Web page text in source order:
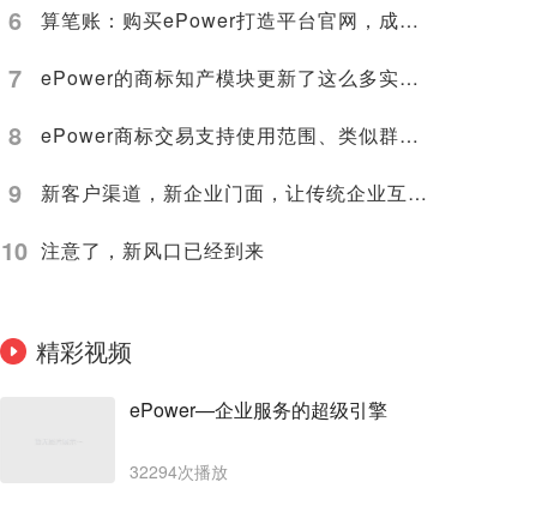
6 算笔账：购买ePower打造平台官网，成本究竟节约在哪里？
7 ePower的商标知产模块更新了这么多实用功能，你不来看看？
8 ePower商标交易支持使用范围、类似群组搜索，找标更方便！
9 新客户渠道，新企业门面，让传统企业互联网化的轻松方案
10 注意了，新风口已经到来
精彩视频
ePower—企业服务的超级引擎
32294次播放